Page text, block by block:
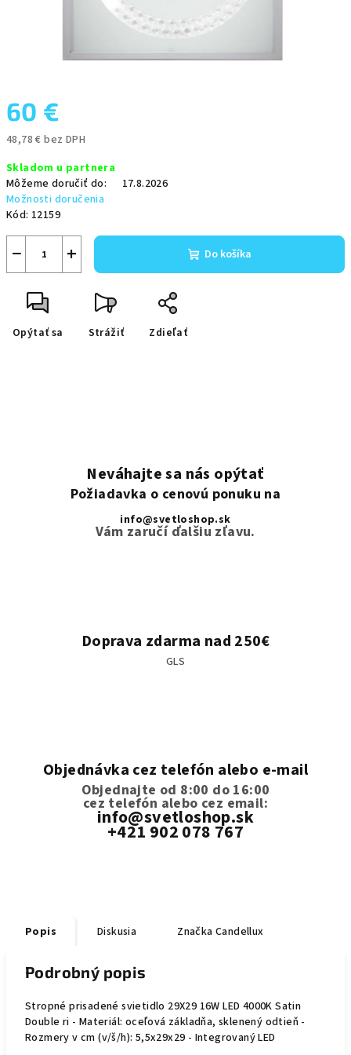
60 €
48,78 € bez DPH
cena:
Skladom u partnera
Môžeme doručiť do:
17.8.2026
Možnosti doručenia
Kód: 12159
+
− Do košíka
Opýtať sa Strážiť Zdieľať
Neváhajte sa nás opýtať
Požiadavka o cenovú ponuku na
info@svetloshop.sk
Vám zaručí ďalšiu zľavu.
Doprava zdarma nad 250€
GLS
Objednávka cez telefón alebo e-mail
Objednajte od 8:00 do 16:00
cez telefón alebo cez email:
info@svetloshop.sk
+421 902 078 767
Popis Diskusia Značka Candellux
Podrobný popis
Stropné prisadené svietidlo 29X29 16W LED 4000K Satin
Double ri - Materiál: oceľová základňa, sklenený odtieň -
Rozmery v cm (v/š/h): 5,5x29x29 - Integrovaný LED